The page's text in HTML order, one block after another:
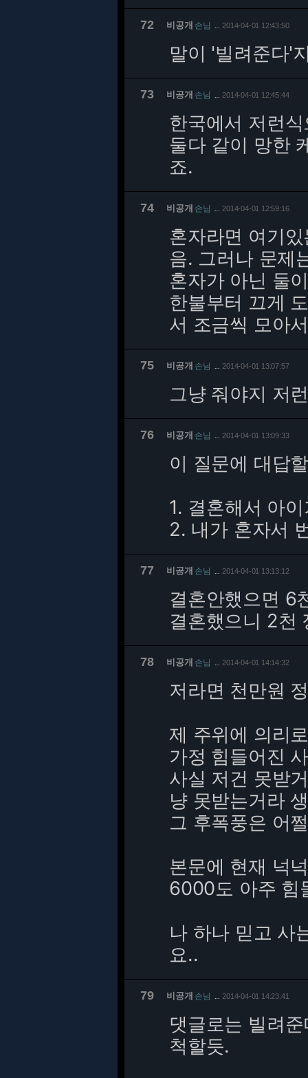
72 비공개 손님 2014-04-01 12:43:50
말이 '빌려준다'
73 비공개 손님 2014-04-01 12:45:44
한국에서 저런
둘다 같이 망한
죠.
74 비공개 손님 2014-04-01 12:59:16
혼자라면 여기
음. 그러나 문제
혼자가 아닌 둘
한불부터 끄게
서 조금씩 모아
75 비공개 손님 2014-04-01 13:07:57
그냥 줘야지 저
76 비공개 손님 2014-04-01 13:09:33
이 질문에 대답
1. 결혼해서 아
2. 내가 혼자서
77 비공개 손님 2014-04-01 13:13:12
결혼안했으면 6
결혼했으니 2천
78 비공개 손님 2014-04-01 14:14:32
저라면 천만원
제 주위에 의리
가정 힘들어진
사실 저건 못받
냥 못받는거라
그 후폭풍은 어
본문에 현재 넉
6000도 아주 힘
나 하나 믿고 사
요..
79 비공개 손님 2014-04-01 14:23:41
댓글로는 빌려
척할듯.